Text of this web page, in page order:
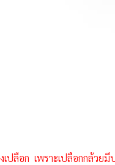
ปลือก เพราะเปลือกกล้วย